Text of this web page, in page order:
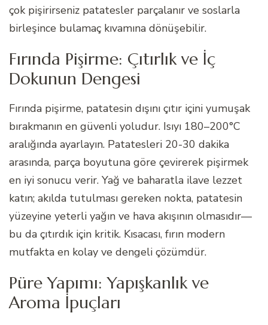
çok pişirirseniz patatesler parçalanır ve soslarla
birleşince bulamaç kıvamına dönüşebilir.
Fırında Pişirme: Çıtırlık ve İç
Dokunun Dengesi
Fırında pişirme, patatesin dışını çıtır içini yumuşak
bırakmanın en güvenli yoludur. Isıyı 180–200°C
aralığında ayarlayın. Patatesleri 20-30 dakika
arasında, parça boyutuna göre çevirerek pişirmek
en iyi sonucu verir. Yağ ve baharatla ilave lezzet
katın; akılda tutulması gereken nokta, patatesin
yüzeyine yeterli yağın ve hava akışının olmasıdır—
bu da çıtırdık için kritik. Kısacası, fırın modern
mutfakta en kolay ve dengeli çözümdür.
Püre Yapımı: Yapışkanlık ve
Aroma İpuçları